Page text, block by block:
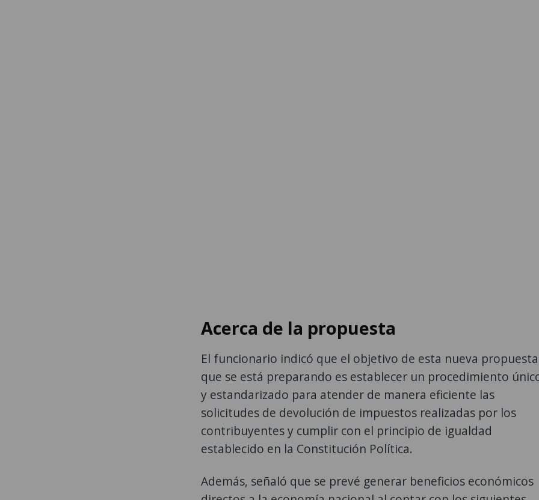
Acerca de la propuesta
El funcionario indicó que el objetivo de esta nueva propuesta
que se está preparando es establecer un procedimiento
y estandarizado para atender de manera eficiente las
solicitudes de devolución de impuestos realizadas por los
contribuyentes y cumplir con el principio de igualdad
establecido en la Constitución Política.
Además, señaló que se prevé generar beneficios económicos